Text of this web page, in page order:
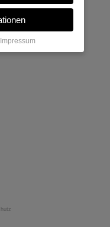
Impressum